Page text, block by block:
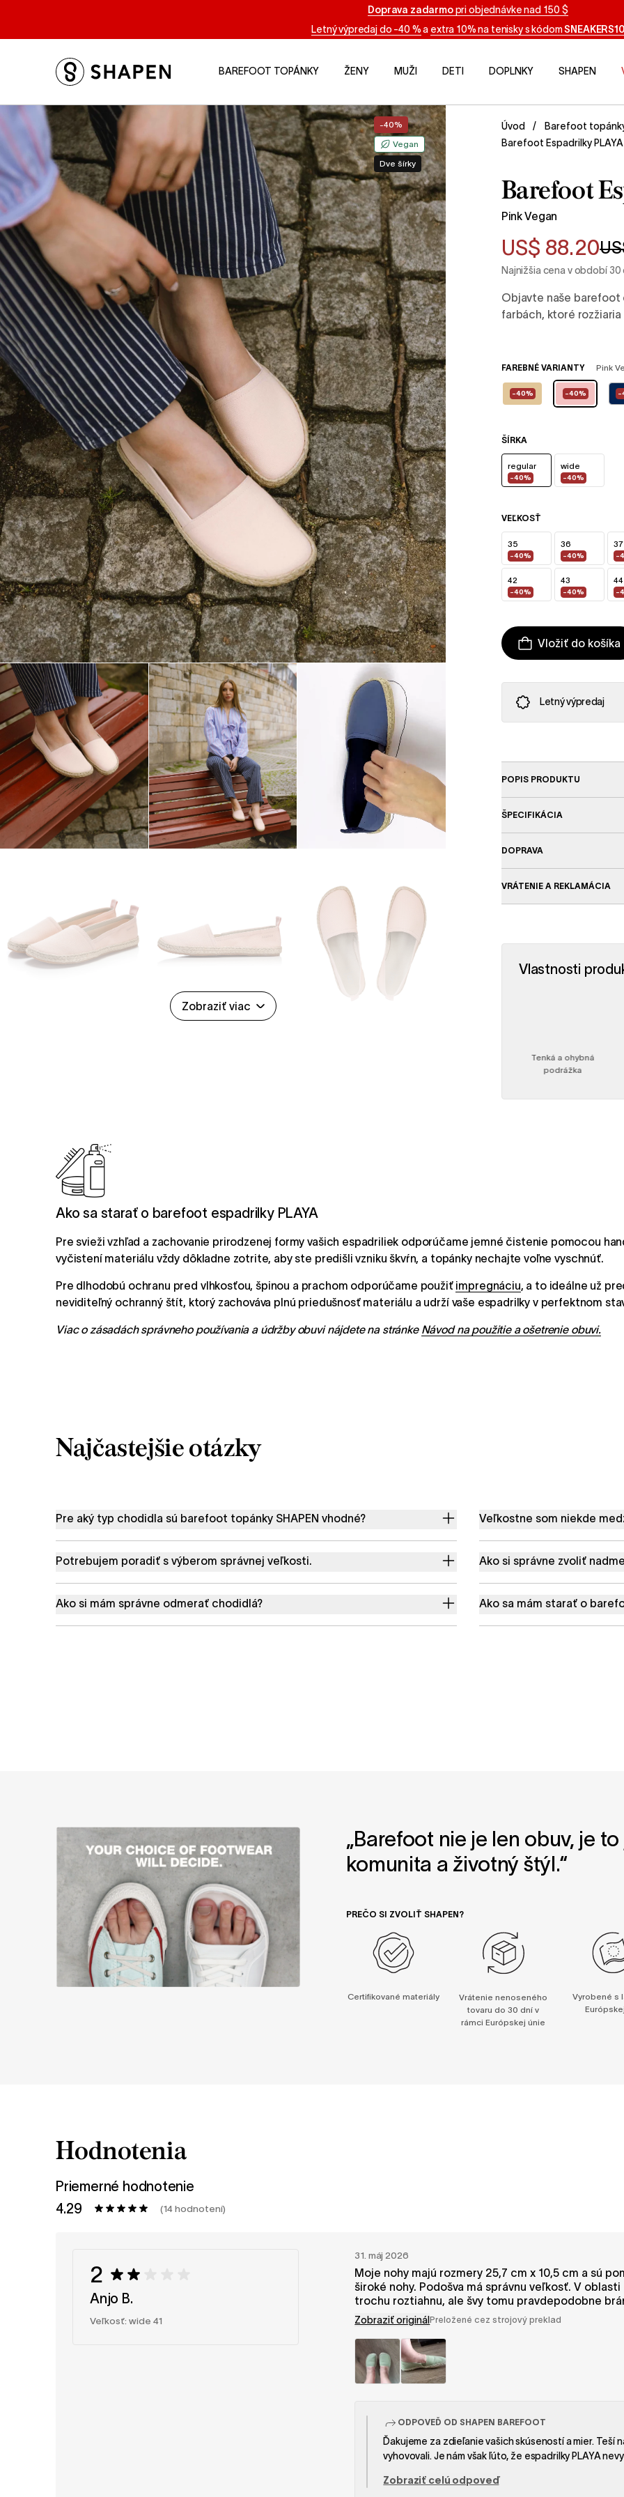
Doprava zadarmopri objednávke nad 150 $
Letný výpredaj do -40 %a extra 10% na tenisky s kódomSNEAKERS10
BAREFOOT TOPÁNKY ŽENY MUŽI DETI DOPLNKY SHAPEN
Zobraziť viac
-40%
Vegan
Dve šírky
Úvod
Barefoot
Barefoot Espadrilky
Barefoot
Pink Vegan
US$ 88.20
Najnižšia cena v období
Objavte naše barefoot
farbách, ktoré
FAREBNÉ VARIANTY Pink
-40% -40% -
ŠÍRKA
regular
-40%
wide
-40%
VEĽKOSŤ
35
-40%
36
-40%
37
-
42
-40%
43
-40%
44
-
Vložiť do košíka
Letný výpredaj
POPIS PRODUKTU
ŠPECIFIKÁCIA
DOPRAVA
VRÁTENIE A REKLAMÁCIA
Vlastnosti
Tenká a ohybná
podrážka
Ako sa starať o barefoot espadrilky PLAYA
Pre svieži vzhľad a zachovanie prirodzenej formy vašich espadriliek odporúčame jemné čistenie pomocou
vyčistení materiálu vždy dôkladne zotrite, aby ste predišli vzniku škvŕn, a topánky nechajte voľne vyschnúť.
Pre dlhodobú ochranu pred vlhkosťou, špinou a prachom odporúčame použiť impregnáciu , a to ideálne už
neviditeľný ochranný štít, ktorý zachováva plnú priedušnosť materiálu a udrží vaše espadrilky v perfektnom
Viac o zásadách správneho používania a údržby obuvi nájdete na stránke Návod na použitie a ošetrenie obuvi.
Najčastejšie otázky
Pre aký typ chodidla sú barefoot topánky SHAPEN vhodné?
Potrebujem poradiť s výberom správnej veľkosti.
Ako si mám správne odmerať chodidlá?
Veľkostne som niekde
Ako si správne zvoliť
Ako sa mám starať o
„Barefoot nie je len obuv, je
komunita a životný štýl.“
PREČO SI ZVOLIŤ SHAPEN?
Certifikované materiály
Vrátenie nenoseného
tovaru do 30 dní v
rámci Európskej únie
Vyrobené s
Hodnotenia
Priemerné hodnotenie
4.29
(14 hodnotení)
2
Anjo B.
Veľkosť: wide 41
31. máj 2026
Moje nohy majú rozmery 25,7 cm x 10,5 cm a sú
široké nohy. Podošva má správnu veľkosť. V
trochu roztiahnu, ale švy tomu pravdepodobne
Zobraziť originálPreložené cez strojový preklad
ODPOVEĎ OD SHAPEN BAREFOOT
Ďakujeme za zdieľanie vašich skúseností a mier. Teší
vyhovovali. Je nám však ľúto, že espadrilky PLAYA
môže nosením mierne zmäkčiť, ale vďaka konštrukcii
Zobraziť celú odpoveď